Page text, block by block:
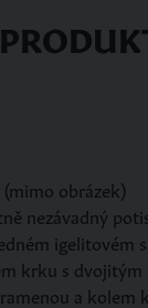
obrázek)
nezávadný
igelitovém
krku s dvojitým
a kolem